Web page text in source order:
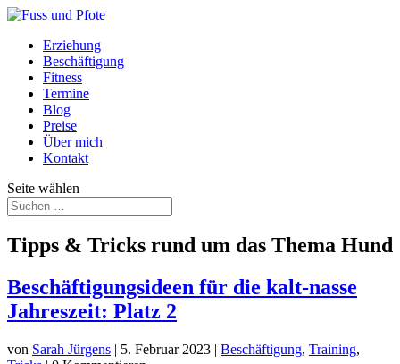
Erziehung
Beschäftigung
Fitness
Termine
Blog
Preise
Über mich
Kontakt
Seite wählen
Tipps & Tricks rund um das Thema Hund
Beschäftigungsideen für die kalt-nasse
Jahreszeit: Platz 2
von Sarah Jürgens | 5. Februar 2023 | Beschäftigung, Training,